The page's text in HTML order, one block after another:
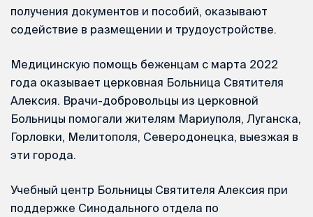
получения документов и пособий, оказывают
содействие в размещении и трудоустройстве.
Медицинскую помощь беженцам с марта 2022
года оказывает церковная Больница Святителя
Алексия. Врачи-добровольцы из церковной
Больницы помогали жителям Мариуполя, Луганска,
Горловки, Мелитополя, Северодонецка, выезжая в
эти города.
Учебный центр Больницы Святителя Алексия при
поддержке Синодального отдела по